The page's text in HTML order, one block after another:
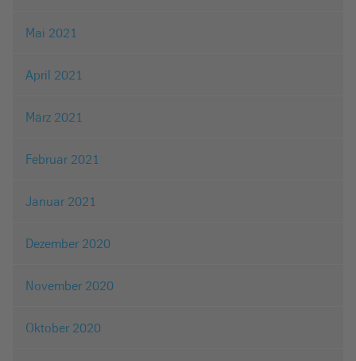
Mai 2021
April 2021
März 2021
Februar 2021
Januar 2021
Dezember 2020
November 2020
Oktober 2020